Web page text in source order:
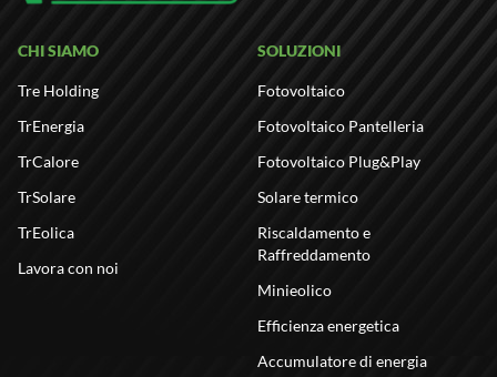
CHI SIAMO
Tre Holding
TrEnergia
TrCalore
TrSolare
TrEolica
Lavora con noi
SOLUZIONI
Fotovoltaico
Fotovoltaico Pantelleria
Fotovoltaico Plug&Play
Solare termico
Riscaldamento e
Raffreddamento
Minieolico
Efficienza energetica
Accumulatore di energia